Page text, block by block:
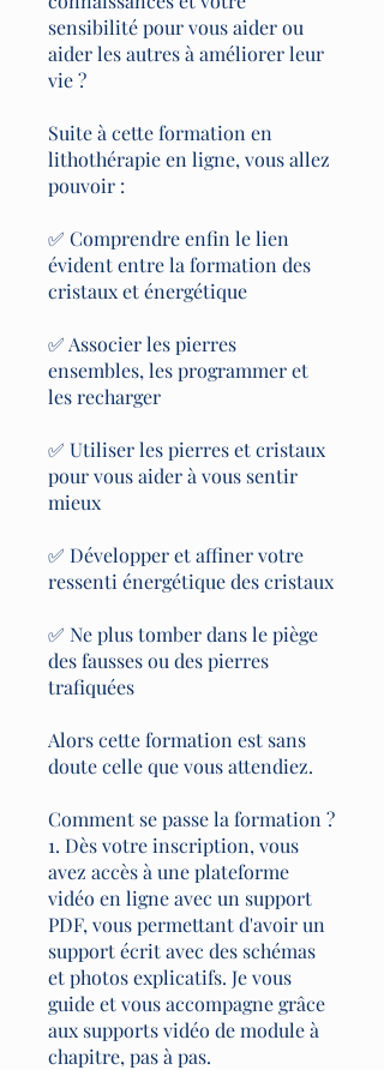
sensibilité pour vous aider ou
aider les autres à améliorer leur
vie ?
Suite à cette formation en
lithothérapie en ligne, vous allez
pouvoir :
✅ Comprendre enfin le lien
évident entre la formation des
cristaux et énergétique
✅ Associer les pierres
ensembles, les programmer et
les recharger
✅ Utiliser les pierres et cristaux
pour vous aider à vous sentir
mieux
✅ Développer et affiner votre
ressenti énergétique des cristaux
✅ Ne plus tomber dans le piège
des fausses ou des pierres
trafiquées
Alors cette formation est sans
doute celle que vous attendiez.
Comment se passe la formation ?
1. Dès votre inscription, vous
avez accès à une plateforme
vidéo en ligne avec un support
PDF, vous permettant d'avoir un
support écrit avec des schémas
et photos explicatifs. Je vous
guide et vous accompagne grâce
aux supports vidéo de module à
chapitre, pas à pas.